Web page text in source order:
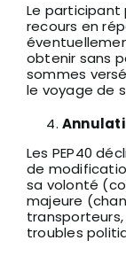
Le participant
recours en
obtenir sans
sommes
le voyage de
Les PEP40
de
sa volonté
majeure
troubles